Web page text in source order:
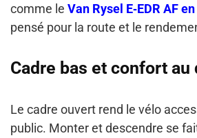
comme le Van Rysel E‑EDR AF
pensé pour la route et le
Cadre bas et confort au
Le cadre ouvert rend le vélo
public. Monter et descendre se